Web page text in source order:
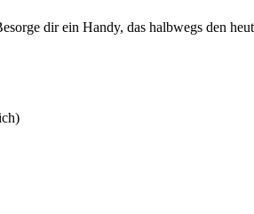
dir ein Handy, das halbwegs den